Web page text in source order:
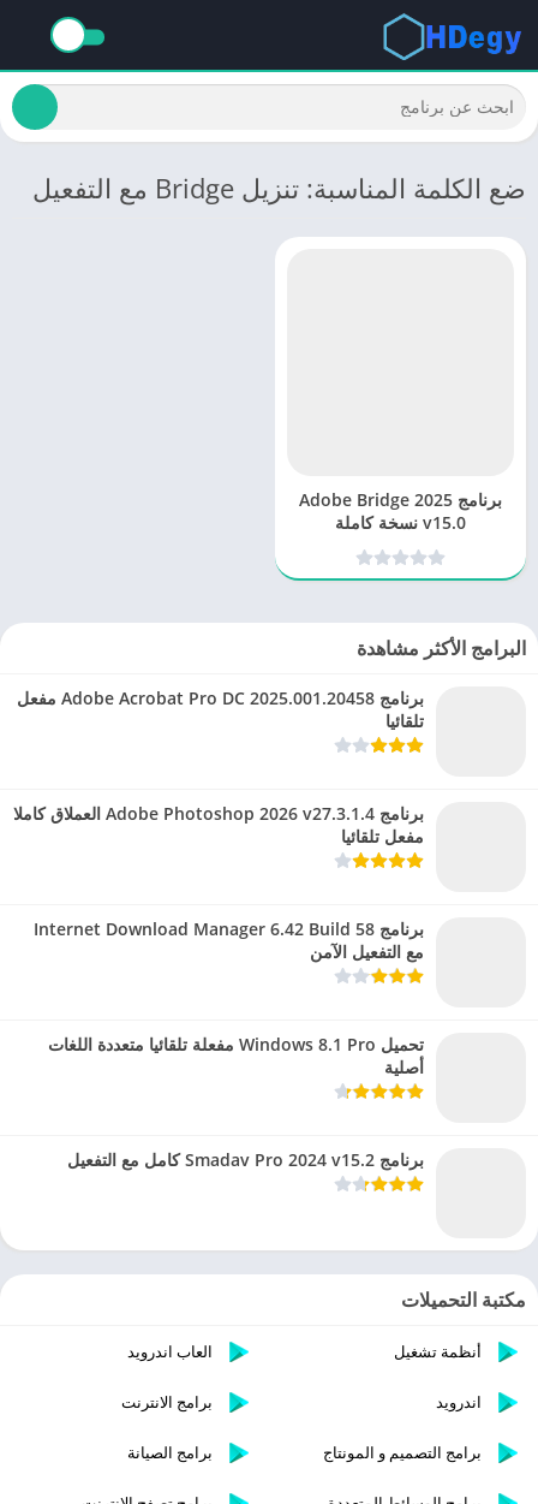
ضع الكلمة المناسبة: تنزيل Bridge مع التفعيل
برنامج Adobe Bridge 2025
v15.0 نسخة كاملة
البرامج الأكثر مشاهدة
برنامج Adobe Acrobat Pro DC 2025.001.20458 مفعل
تلقائيا
برنامج Adobe Photoshop 2026 v27.3.1.4 العملاق كاملا
مفعل تلقائيا
برنامج Internet Download Manager 6.42 Build 58
مع التفعيل الآمن
تحميل Windows 8.1 Pro مفعلة تلقائيا متعددة اللغات
أصلية
برنامج Smadav Pro 2024 v15.2 كامل مع التفعيل
مكتبة التحميلات
أنظمة تشغيل العاب اندرويد
اندرويد برامج الانترنت
برامج التصميم و المونتاج برامج الصيانة